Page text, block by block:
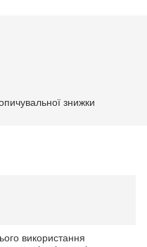
знижки
використання